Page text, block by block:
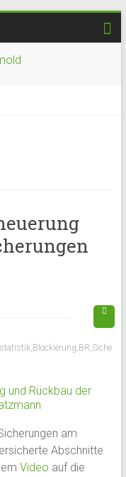
, Blockierung, BR,Siche
am
Abschnitte
Video auf die